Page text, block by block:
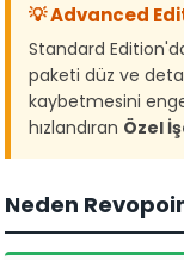
💡 Advanced
Standard
paketi düz ve
kaybetmesini
hızlandıran Özel
Neden